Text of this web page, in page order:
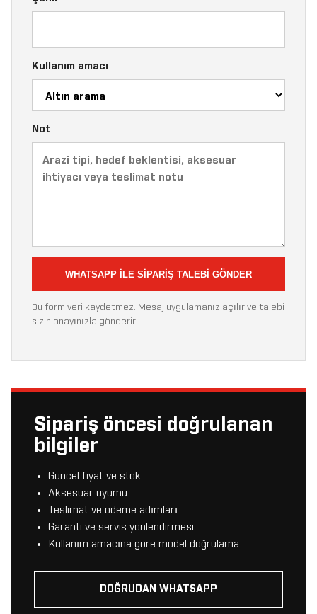
Kullanım amacı
Not
WHATSAPP ILE SIPARIŞ TALEBI GÖNDER
Bu form veri kaydetmez. Mesaj uygulamanız açılır ve talebi
sizin onayınızla gönderir.
Sipariş öncesi doğrulanan
bilgiler
Güncel fiyat ve stok
Aksesuar uyumu
Teslimat ve ödeme adımları
Garanti ve servis yönlendirmesi
Kullanım amacına göre model doğrulama
DOĞRUDAN WHATSAPP